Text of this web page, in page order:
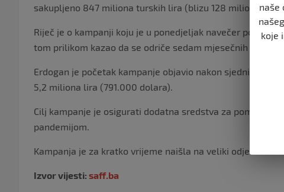
sakupljeno 847 miliona turskih lira (blizu 128 miliona
Riječ je o kampanji koju je u ponedjeljak navečer
tom prilikom kazao da se odriče sedam mjesečnih plata u
Erdogan je početak kampanje objavio nakon sjednice
5,2 miliona lira (791.000 dolara).
Cilj kampanje je osigurati dodatna sredstva za pomoć
pandemijom.
Kampanja je za kratko vrijeme naišla na veliki odjek u
Izvor vijesti: saff.ba
naše
koje